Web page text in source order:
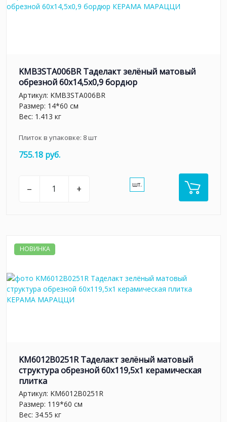
KMB3STA006BR Таделакт зелёный матовый
обрезной 60x14,5x0,9 бордюр
Артикул: KMB3STA006BR
Размер: 14*60 см
Вес: 1.413 кг
Плиток в упаковке: 8шт
755.18 руб.
– + шт.
НОВИНКА
KM6012B0251R Таделакт зелёный матовый
структура обрезной 60x119,5x1 керамическая
плитка
Артикул: KM6012B0251R
Размер: 119*60 см
Вес: 34.55 кг